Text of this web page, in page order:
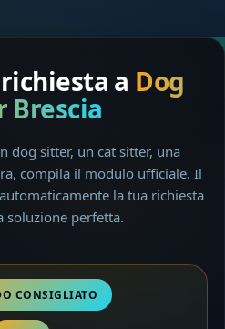
a Dog
Brescia
dog sitter, un cat sitter, una
compila il modulo ufficiale. Il
la tua richiesta
soluzione perfetta.